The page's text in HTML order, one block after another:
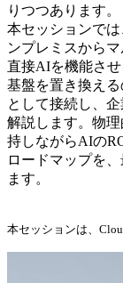
りつつあります。
本セッションで
ンプレミスから
直接AIを機能さ
基盤を置き換え
として接続し、
解説します。物
持しながらAIの
ロードマップを
ます。
本セッションは、